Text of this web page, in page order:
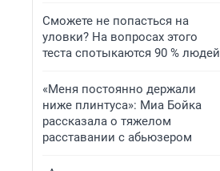
Сможете не попасться на
уловки? На вопросах этого
теста спотыкаются 90 % людей
«Меня постоянно держали
ниже плинтуса»: Миа Бойка
рассказала о тяжелом
расставании с абьюзером